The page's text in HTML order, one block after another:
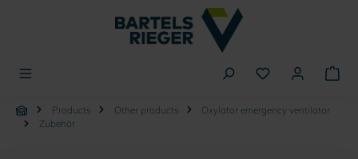
Products Other products
Oxylator emergency ventilator
Zubehör